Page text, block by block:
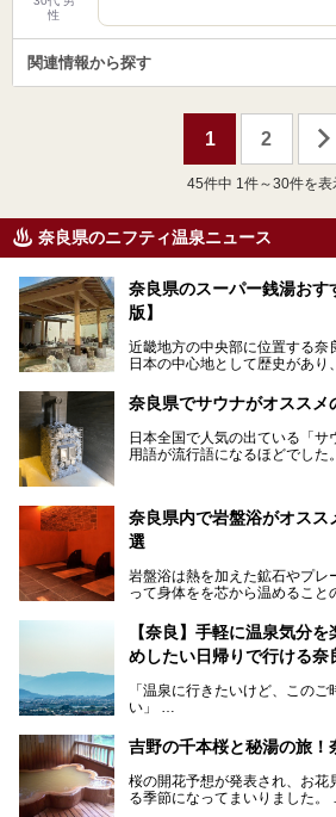
性
関連情報から探す
1 2
45件中 1件～30件を表
奈良県のニフティ温泉ニュース
奈良県のスーパー銭湯お
版】
近畿地方の中央部に位置する奈
日本の中心地として歴史があり
界遺産があり、古代をそこか
そんな奈良県のスーパー銭湯は
ら、険しい山中にある秘湯まで
奈良県で評判のスーパー銭湯を
奈良県でサウナがオスス
日本全国で人気の出ている「
用語が流行語になるほどでした
中心部に近いサウナや郊外にあ
サウナなど種類も豊富です。
奈良県にあるサウナでリフレッ
奈良県内で岩盤浴がオス
選
岩盤浴は熱を加えた鉱石やプレ
って身体をを芯から温めること
果だけではなく、代謝が高ま
待できます。今回はそんな岩盤
オススメ温泉・銭湯・スパ3ヶ
【奈良】手軽に温泉気分
めしたい日帰りで行ける奈
「温泉に行きたいけど、この
い」
そんな方も多いのではないでし
お宿に泊まって観光地を巡る
まとまった時間が取れない時も
吉野の千本桜と秘湯の旅
桜の開花予想が発表され、お花
る季節になってまいりました。